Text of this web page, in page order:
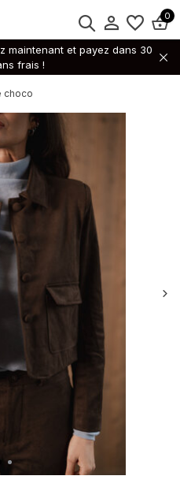
0
maintenant et payez dans 30
frais !
choco